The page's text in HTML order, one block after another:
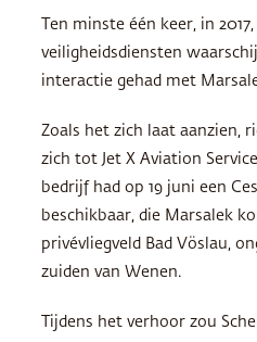
Ten minste één keer, in
veiligheidsdiensten
interactie gehad met
Zoals het zich laat aanzien,
zich tot Jet X Aviation
bedrijf had op 19 juni een
beschikbaar, die Marsalek
privévliegveld Bad Vöslau,
zuiden van Wenen.
Tijdens het verhoor zou